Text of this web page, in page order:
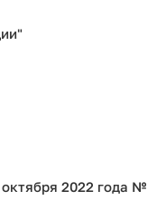
октября 2022 года №